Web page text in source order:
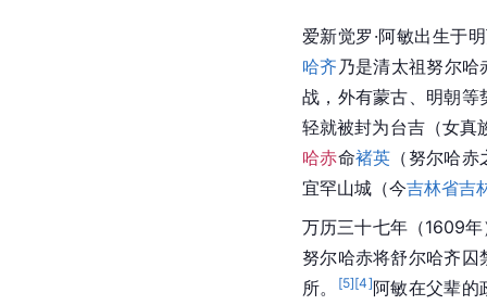
爱新觉罗·阿敏出生于
哈齐 乃是清太祖努尔哈
战，外有蒙古、明朝等
轻就被封为台吉（女真
哈赤命褚英 （努尔哈
宜罕山城（今吉林省吉
万历三十七年（1609
努尔哈赤将舒尔哈齐囚
所。
[5][4]阿敏在父辈的